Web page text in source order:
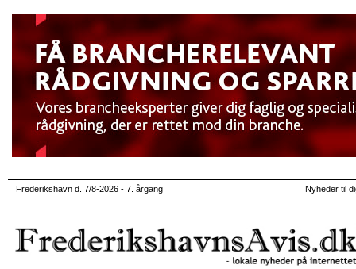
Frederikshavn d. 7/8-2026 - 7. årgang Nyheder til